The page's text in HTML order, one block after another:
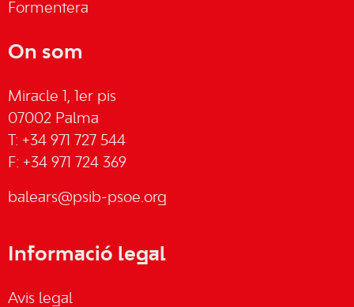
Formentera
On som
Miracle 1, 1er pis
07002 Palma
T: +34 971 727 544
F: +34 971 724 369
balears@psib-psoe.org
Informació legal
Avis legal